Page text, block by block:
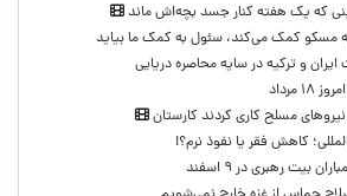
که یک هفته کنار جسد بچه‌اش ماند
مسکو کمک می‌کند، سئول به کمک ما بیاید
مرداد
نیروهای مسلح کاری کردند کارستان
کاهش فقر یا نفوذ نرم؟!
بیت رهبری در ۹ اسفند